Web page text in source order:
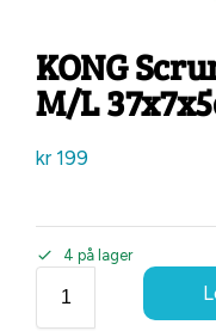
KONG
M/L
kr199
4 på lager